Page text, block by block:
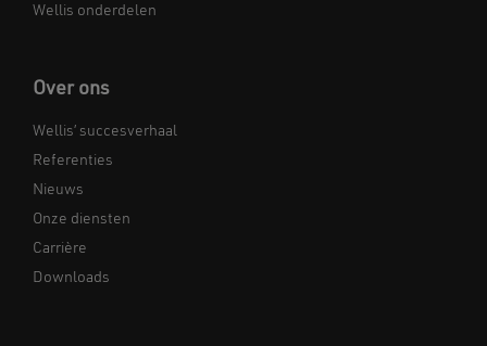
Wellis onderdelen
Over ons
Wellis’ succesverhaal
Referenties
Nieuws
Onze diensten
Carrière
Downloads